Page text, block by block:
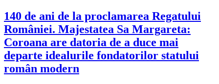
140 de ani de la proclamarea Regatului
României. Majestatea Sa Margareta:
Coroana are datoria de a duce mai
departe idealurile fondatorilor statului
român modern